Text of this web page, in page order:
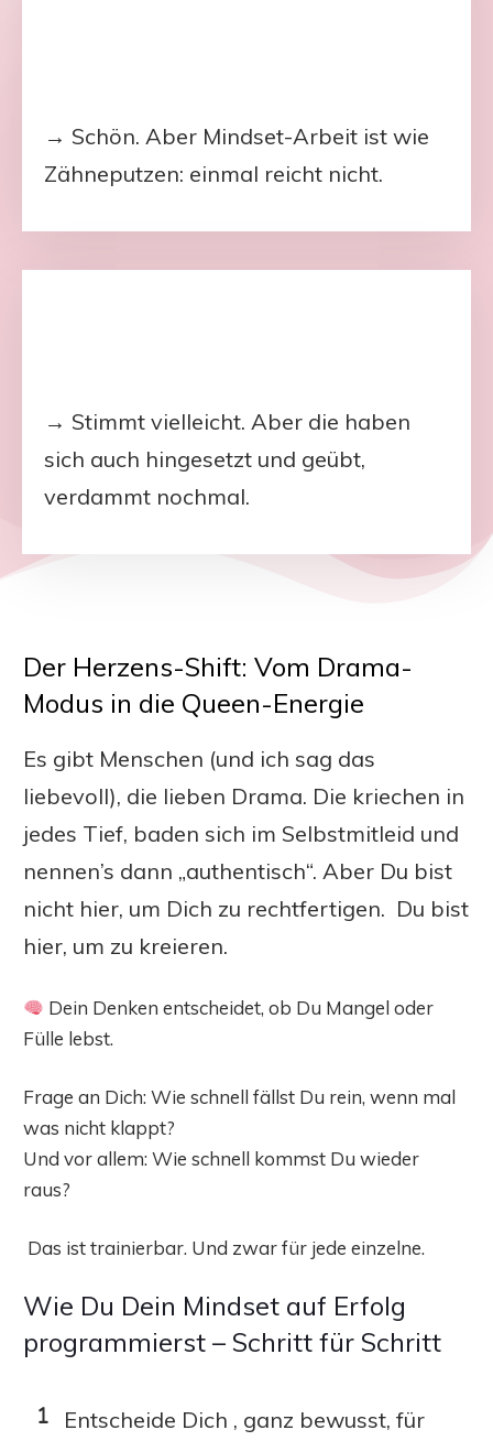
→ Schön. Aber Mindset-Arbeit ist wie
Zähneputzen: einmal reicht nicht.
→ Stimmt vielleicht. Aber die haben
sich auch hingesetzt und geübt,
verdammt nochmal.
Der Herzens-Shift: Vom Drama-
Modus in die Queen-Energie
Es gibt Menschen (und ich sag das
liebevoll), die lieben Drama. Die kriechen in
jedes Tief, baden sich im Selbstmitleid und
nennen’s dann „authentisch“. Aber Du bist
nicht hier, um Dich zu rechtfertigen. Du bist
hier, um zu kreieren.
Dein Denken entscheidet, ob Du Mangel oder
Fülle lebst.
Frage an Dich: Wie schnell fällst Du rein, wenn mal
was nicht klappt?
Und vor allem: Wie schnell kommst Du wieder
raus?
Das ist trainierbar. Und zwar für jede einzelne.
Wie Du Dein Mindset auf Erfolg
programmierst – Schritt für Schritt
Entscheide Dich , ganz bewusst, für